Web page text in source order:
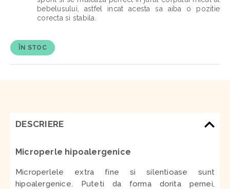
bebelusului, astfel incat acesta sa aiba o pozitie
corecta si stabila.
ÎN STOC
DESCRIERE
Microperle hipoalergenice
Microperlele extra fine si silentioase sunt
hipoalergenice. Puteti da forma dorita pernei,